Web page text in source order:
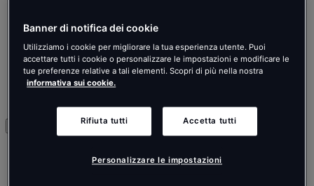
Nederlands
Español
Italiano
Português
Português
Banner di notifica dei cookie
Utilizziamo i cookie per migliorare la tua esperienza utente. Puoi
accettare tutti i cookie o personalizzare le impostazioni e modificare le
tue preferenze relative a tali elementi. Scopri di più nella nostra
informativa sui cookie.
Rifiuta tutti Accetta tutti
Personalizzare le impostazioni